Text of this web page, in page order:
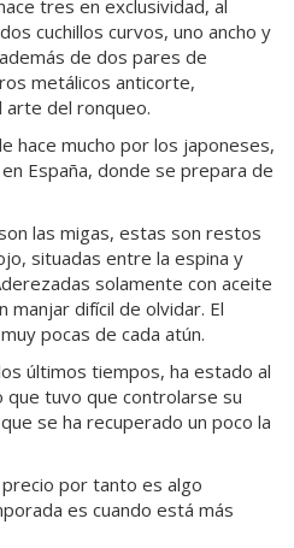
tres en exclusividad, al
cuchillos curvos, uno ancho y
de dos pares de
metálicos anticorte,
del ronqueo.
hace mucho por los japoneses,
España, donde se prepara de
las migas, estas son restos
situadas entre la espina y
solamente con aceite
manjar difícil de olvidar. El
pocas de cada atún.
últimos tiempos, ha estado al
tuvo que controlarse su
se ha recuperado un poco la
por tanto es algo
es cuando está más